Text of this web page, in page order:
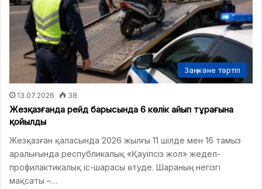
Заң және тәртіп
13.07.2026 38
Жезқазғанда рейд барысында 6 көлік айып тұрағына
қойылды
Жезқазған қаласында 2026 жылғы 11 шілде мен 16 тамыз
аралығында республикалық «Қауіпсіз жол» жедел-
профилактикалық іс-шарасы өтуде. Шараның негізгі
мақсаты –…